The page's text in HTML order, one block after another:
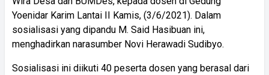
Yoenidar Karim Lantai II Kamis, (3/6/2021). Dalam
sosialisasi yang dipandu M. Said Hasibuan ini,
menghadirkan narasumber Novi Herawadi Sudibyo.
Sosialisasi ini diikuti 40 peserta dosen yang berasal dari